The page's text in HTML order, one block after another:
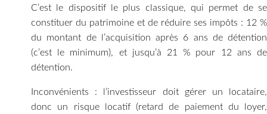
C’est le dispositif le plus classique, qui permet de se
constituer du patrimoine et de réduire ses impôts : 12 %
du montant de l’acquisition après 6 ans de détention
(c’est le minimum), et jusqu’à 21 % pour 12 ans de
détention.
Inconvénients : l’investisseur doit gérer un locataire,
donc un risque locatif (retard de paiement du loyer,